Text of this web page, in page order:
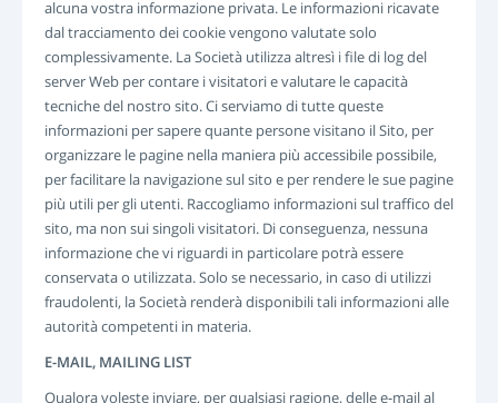
alcuna vostra informazione privata. Le informazioni ricavate
dal tracciamento dei cookie vengono valutate solo
complessivamente. La Società utilizza altresì i file di log del
server Web per contare i visitatori e valutare le capacità
tecniche del nostro sito. Ci serviamo di tutte queste
informazioni per sapere quante persone visitano il Sito, per
organizzare le pagine nella maniera più accessibile possibile,
per facilitare la navigazione sul sito e per rendere le sue pagine
più utili per gli utenti. Raccogliamo informazioni sul traffico del
sito, ma non sui singoli visitatori. Di conseguenza, nessuna
informazione che vi riguardi in particolare potrà essere
conservata o utilizzata. Solo se necessario, in caso di utilizzi
fraudolenti, la Società renderà disponibili tali informazioni alle
autorità competenti in materia.
E-MAIL, MAILING LIST
Qualora voleste inviare, per qualsiasi ragione, delle e-mail al